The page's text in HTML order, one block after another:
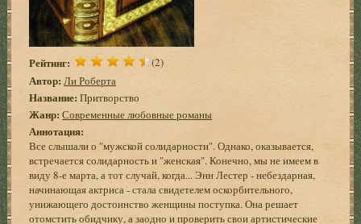
Рейтинг: (2)
Автор: Ли Роберта
Название: Притворство
Жанр: Современные любовные романы
Аннотация:
Все слышали о "мужской солидарности". Однако, оказывается,
встречается солидарность и "женская". Конечно, мы не имеем в
виду 8-е марта, а тот случай, когда... Энн Лестер - небездарная,
начинающая актриса - стала свидетелем оскорбительного,
унижающего достоинство женщины поступка. Она решает
отомстить обидчику, а заодно и проверить свои артистические